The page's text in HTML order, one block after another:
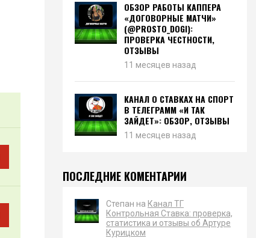
ОБЗОР РАБОТЫ КАППЕРА
«ДОГОВОРНЫЕ МАТЧИ»
(@PROSTO_DOGI):
ПРОВЕРКА ЧЕСТНОСТИ,
ОТЗЫВЫ
11 месяцев назад
КАНАЛ О СТАВКАХ НА СПОРТ
В ТЕЛЕГРАММ «И ТАК
ЗАЙДЕТ»: ОБЗОР, ОТЗЫВЫ
11 месяцев назад
ПОСЛЕДНИЕ КОМЕНТАРИИ
Степан на Канал ТГ
Контрольная Ставка: проверка,
статистика и отзывы об Артуре
Курицком